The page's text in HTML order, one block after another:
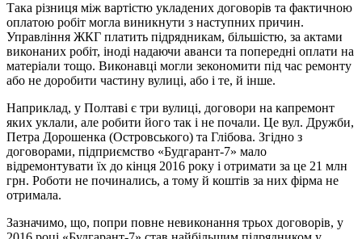
Така різниця між вартістю укладених договорів та фактичною
оплатою робіт могла виникнути з наступних причин.
Управління ЖКГ платить підрядникам, більшістю, за актами
виконаних робіт, іноді надаючи аванси та попередні оплати на
матеріали тощо. Виконавці могли зекономити під час ремонту
або не доробити частину вулиці, або і те, й інше.
Наприклад, у Полтаві є три вулиці, договори на капремонт
яких уклали, але робити його так і не почали. Це вул. Дружби,
Петра Дорошенка (Островського) та Глібова. Згідно з
договорами, підприємство «Будгарант-7» мало
відремонтувати їх до кінця 2016 року і отримати за це 21 млн
грн. Роботи не починались, а тому й коштів за них фірма не
отримала.
Зазначимо, що, попри повне невиконання трьох договорів, у